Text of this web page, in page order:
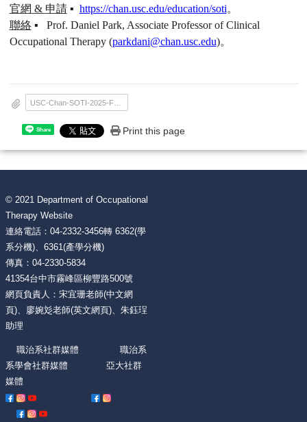
官網 & 申請▪ https://chan.usc.edu/education/soti。
聯絡▪ Prof. Daniel Park, Associate Professor of Clinical
Occupational Therapy (parkdani@chan.usc.edu)。
Share Print this page
© 2021 Department of Occupational
Therapy Website
連絡電話：04-2332-3456轉 6362(學
系分機)、6361(產學分機)
傳真：04-2330-5834
41354台中市霧峰區柳豐路500號
網頁負責人：宋宜珊老師(中文網
頁)、廖婉彣老師(英文網頁)、朱鈺珵
助理
職治系社群媒體 職治系
系學會社群媒體 亞大社群
媒體